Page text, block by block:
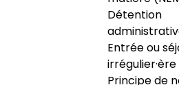
Détention
Entrée ou
irrégulier·ère
Principe de